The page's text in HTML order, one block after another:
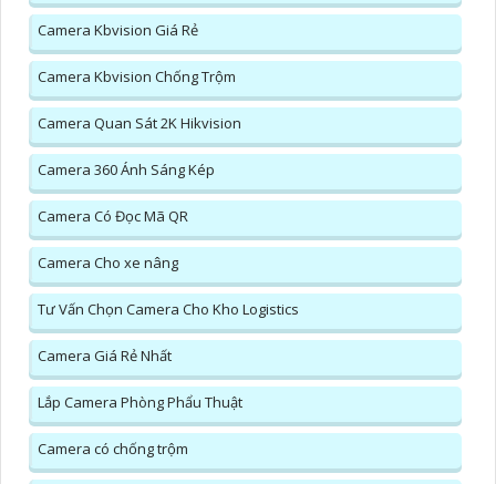
Camera Kbvision Giá Rẻ
Camera Kbvision Chống Trộm
Camera Quan Sát 2K Hikvision
Camera 360 Ánh Sáng Kép
Camera Có Đọc Mã QR
Camera Cho xe nâng
Tư Vấn Chọn Camera Cho Kho Logistics
Camera Giá Rẻ Nhất
Lắp Camera Phòng Phẩu Thuật
Camera có chống trộm